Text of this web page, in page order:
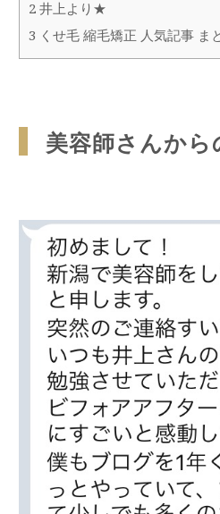
2井上より★
3 くせ毛 縮毛矯正 人気記事 ま
美容師さんか